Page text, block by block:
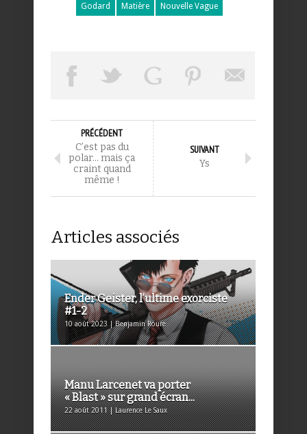
Godard Matière Nouvelle Vague
PRÉCÉDENT
C’est pas du
polar… mais ça
craint quand
même !
SUIVANT
Ys
Articles associés
Ender Geister, l’ultime exorciste
#1-2
10 août 2023 | Benjamin Roure
Manu Larcenet va porter
« Blast » sur grand écran...
22 août 2011 | Laurence Le Saux